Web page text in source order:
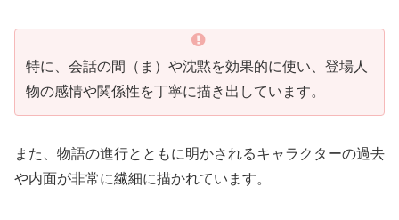
特に、会話の間（ま）や沈黙を効果的に使い、登場人
物の感情や関係性を丁寧に描き出しています。
また、物語の進行とともに明かされるキャラクターの過去
や内面が非常に繊細に描かれています。